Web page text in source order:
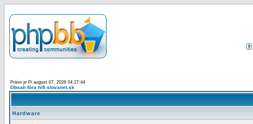
Práve je Pi august 07, 2026 04:27:44
Obsah fóra hifi.slovanet.sk
Hardware